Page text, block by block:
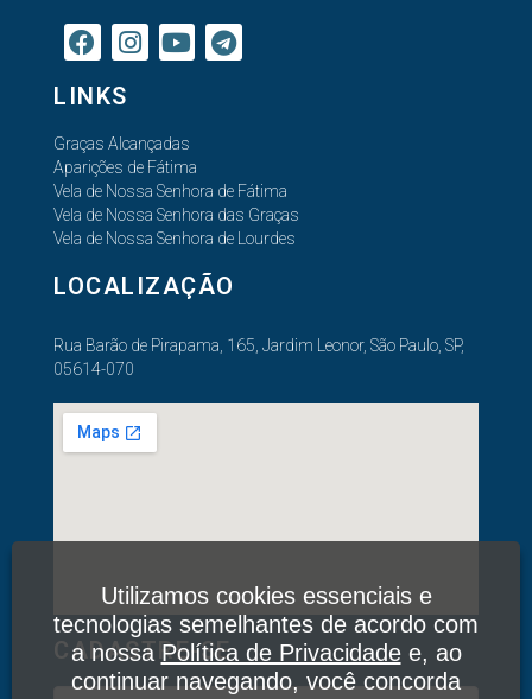
LINKS
Graças Alcançadas
Aparições de Fátima
Vela de Nossa Senhora de Fátima
Vela de Nossa Senhora das Graças
Vela de Nossa Senhora de Lourdes
LOCALIZAÇÃO
Rua Barão de Pirapama, 165, Jardim Leonor, São Paulo, SP,
05614-070
CADASTRE-SE
Utilizamos cookies essenciais e
tecnologias semelhantes de acordo com
a nossaPolítica de Privacidadee, ao
continuar navegando, você concorda